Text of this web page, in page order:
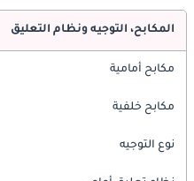
المكابح، التوجيه ونظام التعليق
مكابح أمامية
مكابح خلفية
نوع التوجيه